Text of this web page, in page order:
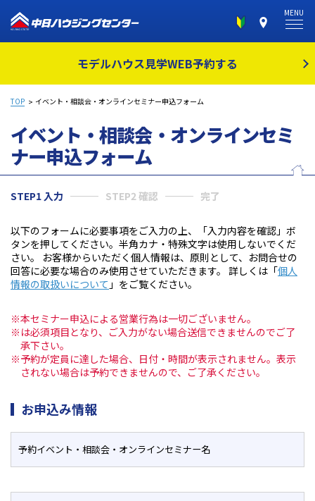
モデルハウス見学WEB予約する
MENU
TOP イベント・相談会・オンラインセミナー申込フォーム
イベント・相談会・オンラインセミ
ナー申込フォーム
STEP1 入力 STEP2 確認 完了
以下のフォームに必要事項をご入力の上、「入力内容を確認」ボ
タンを押してください。半角カナ・特殊文字は使用しないでくだ
さい。 お客様からいただく個人情報は、原則として、お問合せの
回答に必要な場合のみ使用させていただきます。 詳しくは「個人
情報の取扱いについて 」をご覧ください。
※本セミナー申込による営業行為は一切ございません。
※は必須項目となり、ご入力がない場合送信できませんのでご了
承下さい。
※予約が定員に達した場合、日付・時間が表示されません。表示
されない場合は予約できませんので、ご了承ください。
お申込み情報
予約イベント・相談会・ オンラインセミナー名